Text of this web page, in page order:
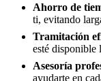
Ahorro de
ti, evitando
Tramitación
esté disponible
Asesoría
ayudarte en